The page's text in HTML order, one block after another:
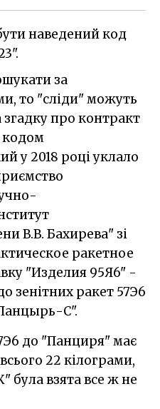
наведений код
за
то "сліди" можуть
про контракт
кодом
у 2018 році уклало
В.В. Бахирева" зі
ракетное
"Изделия 95Я6" -
зенітних ракет 57Э6
С".
до "Панциря" має
22 кілограми,
була взята все ж не